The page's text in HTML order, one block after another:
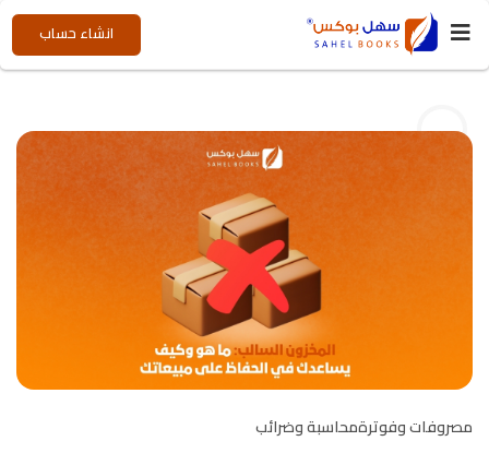
انشاء حساب
مصروفات وفوترةمحاسبة وضرائب